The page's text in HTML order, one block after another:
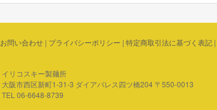
お問い合わせ | プライバシーポリシー | 特定商取引法に基づく表記 |
イリコスキー製麺所
大阪市西区新町1-31-3 ダイアパレス四ツ橋204 〒550-0013
TEL 06-6648-8739